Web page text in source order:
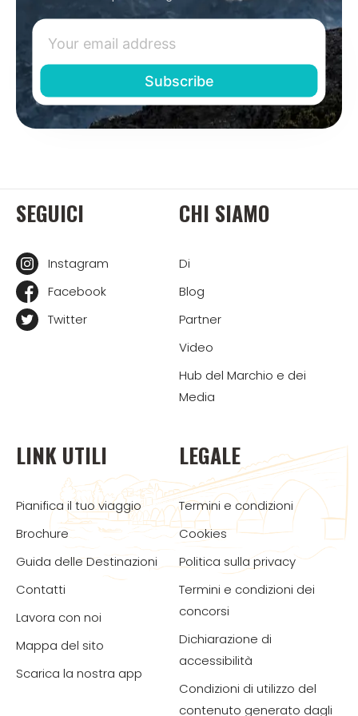
SEGUICI
Instagram
Facebook
Twitter
CHI SIAMO
Di
Blog
Partner
Video
Hub del Marchio e dei
Media
LINK UTILI
Pianifica il tuo viaggio
Brochure
Guida delle Destinazioni
Contatti
Lavora con noi
Mappa del sito
Scarica la nostra app
LEGALE
Termini e condizioni
Cookies
Politica sulla privacy
Termini e condizioni dei
concorsi
Dichiarazione di
accessibilità
Condizioni di utilizzo del
contenuto generato dagli